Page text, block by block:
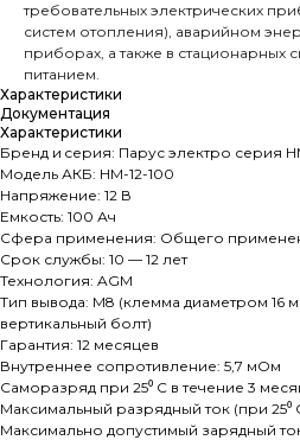
требовательных электрических
систем отопления), аварийном
приборах, а также в стационарных
питанием.
Характеристики
Документация
Характеристики
Бренд и cерия: Парус электро серия
Модель АКБ: HM-12-100
Напряжение: 12 В
Емкость: 100 Ач
Сфера применения: Общего
Срок службы: 10 — 12 лет
Технология: AGM
Тип вывода: M8 (клемма диаметром 16
вертикальный болт)
Гарантия: 12 месяцев
Внутреннее сопротивление: 5,7 мОм
Саморазряд при 25⁰ С в течение 3
Максимальный разрядный ток (при 25⁰
Максимально допустимый зарядный